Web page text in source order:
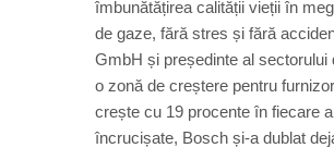
îmbunătățirea calității vieții în
de gaze, fără stres și fără
GmbH și președinte al sectorului
o zonă de creștere pentru
crește cu 19 procente în fiecare
încrucișate, Bosch și-a dublat